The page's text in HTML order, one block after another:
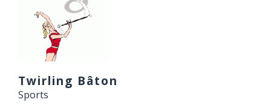
Twirling Bâton
Sports